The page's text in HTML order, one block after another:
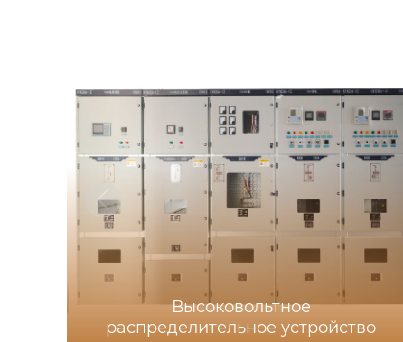
Высоковольтное
распределительное устройство